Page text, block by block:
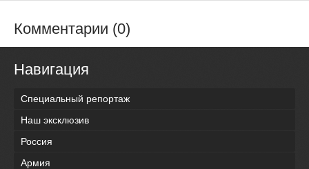
Комментарии (0)
Навигация
Специальный репортаж
Наш эксклюзив
Россия
Армия